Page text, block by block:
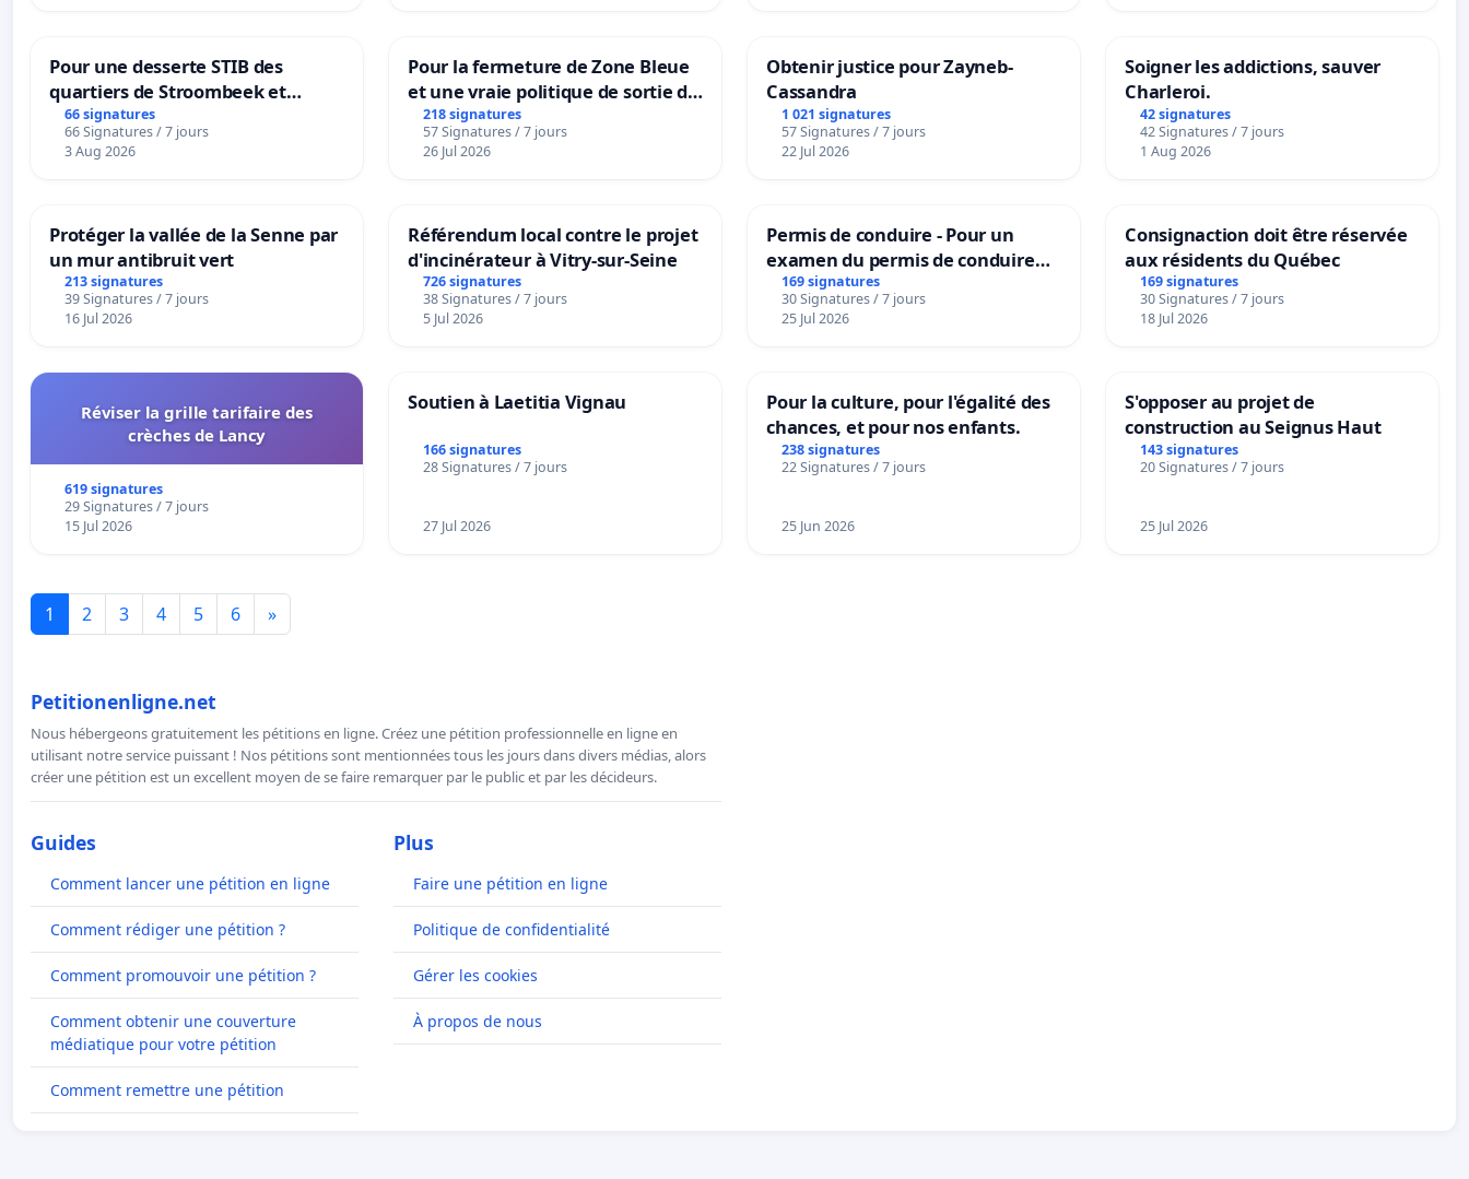
Pour une desserte STIB des
quartiers de Stroombeek et
Beauval - Voor een MIVB-
bediening van de wijken
Strombeek en Het Voor
66 signatures
66 Signatures / 7 jours
3 Aug 2026
Pour la fermeture de Zone Bleue
et une vraie politique de sortie de
la dépendance
218 signatures
57 Signatures / 7 jours
26 Jul 2026
Obtenir justice pour Zayneb-
Cassandra
1 021 signatures
57 Signatures / 7 jours
22 Jul 2026
Soigner les addictions, sauver
Charleroi.
42 signatures
42 Signatures / 7 jours
1 Aug 2026
Protéger la vallée de la Senne par
un mur antibruit vert
213 signatures
39 Signatures / 7 jours
16 Jul 2026
Référendum local contre le projet
d'incinérateur à Vitry-sur-Seine
726 signatures
38 Signatures / 7 jours
5 Jul 2026
Permis de conduire - Pour un
examen du permis de conduire
accessible dans plusieurs langues
à Bruxelles
169 signatures
30 Signatures / 7 jours
25 Jul 2026
Consignaction doit être réservée
aux résidents du Québec
169 signatures
30 Signatures / 7 jours
18 Jul 2026
Réviser la grille tarifaire des
crèches de Lancy
619 signatures
29 Signatures / 7 jours
15 Jul 2026
Soutien à Laetitia Vignau
166 signatures
28 Signatures / 7 jours
27 Jul 2026
Pour la culture, pour l'égalité des
chances, et pour nos enfants.
238 signatures
22 Signatures / 7 jours
25 Jun 2026
S'opposer au projet de
construction au Seignus Haut
143 signatures
20 Signatures / 7 jours
25 Jul 2026
1 2 3 4 5 6 »
Petitionenligne.net
Nous hébergeons gratuitement les pétitions en ligne. Créez une pétition professionnelle en ligne en
utilisant notre service puissant ! Nos pétitions sont mentionnées tous les jours dans divers médias, alors
créer une pétition est un excellent moyen de se faire remarquer par le public et par les décideurs.
Guides
Comment lancer une pétition en ligne
Comment rédiger une pétition ?
Comment promouvoir une pétition ?
Comment obtenir une couverture
médiatique pour votre pétition
Comment remettre une pétition
Plus
Faire une pétition en ligne
Politique de confidentialité
Gérer les cookies
À propos de nous